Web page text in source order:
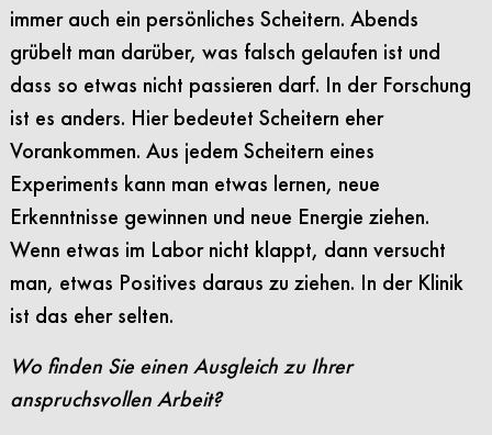
immer auch ein persönliches Scheitern. Abends
grübelt man darüber, was falsch gelaufen ist und
dass so etwas nicht passieren darf. In der Forschung
ist es anders. Hier bedeutet Scheitern eher
Vorankommen. Aus jedem Scheitern eines
Experiments kann man etwas lernen, neue
Erkenntnisse gewinnen und neue Energie ziehen.
Wenn etwas im Labor nicht klappt, dann versucht
man, etwas Positives daraus zu ziehen. In der Klinik
ist das eher selten.
Wo finden Sie einen Ausgleich zu Ihrer
anspruchsvollen Arbeit?